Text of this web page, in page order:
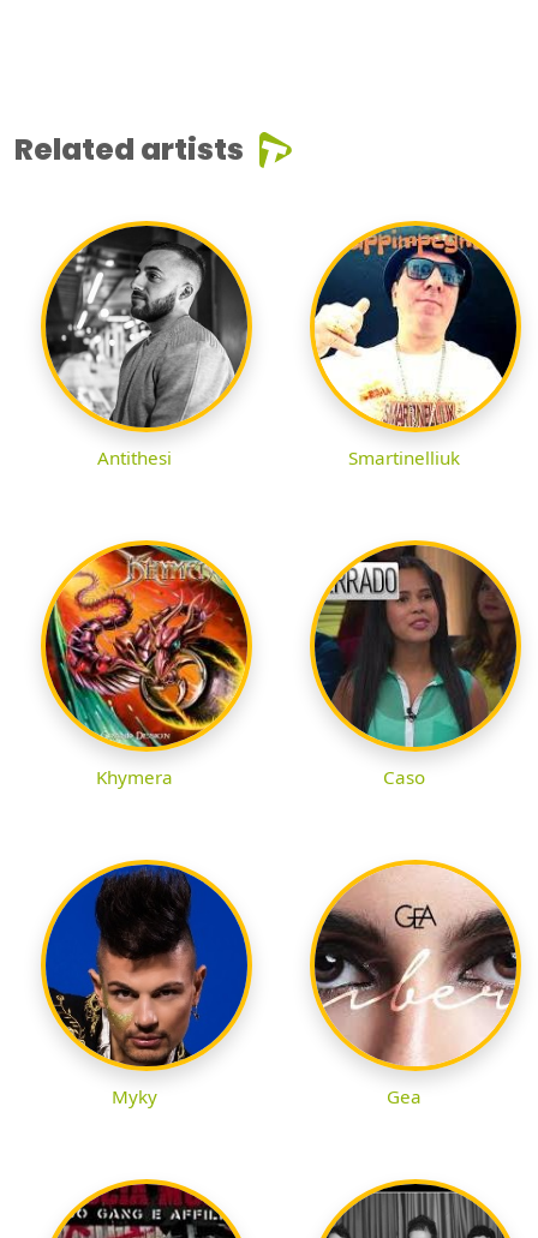
Related artists
Antithesi Smartinelliuk
Khymera Caso
Myky Gea